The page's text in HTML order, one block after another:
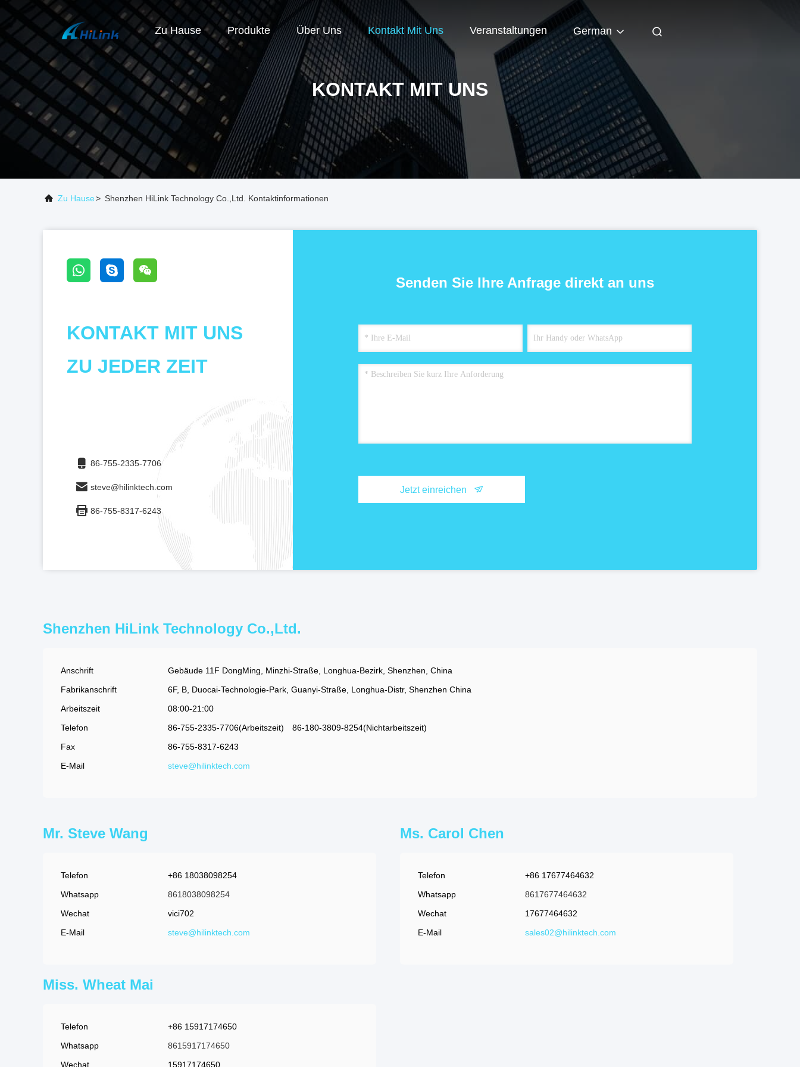
Zu Hause Produkte Über Uns Kontakt Mit Uns Veranstaltungen German
KONTAKT MIT UNS
Zu Hause> Shenzhen HiLink Technology Co.,Ltd. Kontaktinformationen
KONTAKT MIT UNS
ZU JEDER ZEIT
86-755-2335-7706
steve@hilinktech.com
86-755-8317-6243
Senden Sie Ihre Anfrage direkt an uns
Jetzt einreichen
Shenzhen HiLink Technology Co.,Ltd.
Anschrift
Gebäude 11F DongMing, Minzhi-Straße, Longhua-Bezirk, Shenzhen, China
Fabrikanschrift
6F, B, Duocai-Technologie-Park, Guanyi-Straße, Longhua-Distr, Shenzhen China
Arbeitszeit
08:00-21:00
Telefon
86-755-2335-7706(Arbeitszeit)
86-180-3809-8254(Nichtarbeitszeit)
Fax
86-755-8317-6243
E-Mail
steve@hilinktech.com
Mr. Steve Wang
Telefon
+86 18038098254
Whatsapp
8618038098254
Wechat
vici702
E-Mail
steve@hilinktech.com
Ms. Carol Chen
Telefon
+86 17677464632
Whatsapp
8617677464632
Wechat
17677464632
E-Mail
sales02@hilinktech.com
Miss. Wheat Mai
Telefon
+86 15917174650
Whatsapp
8615917174650
Wechat
15917174650